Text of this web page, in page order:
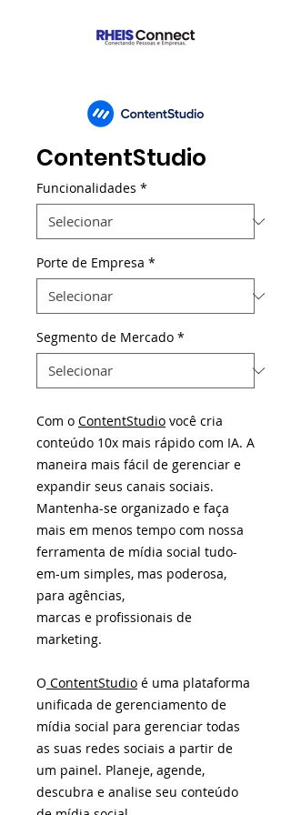
ContentStudio
Funcionalidades *
Porte de Empresa *
Segmento de Mercado *
Com o ContentStudio você cria
conteúdo 10x mais rápido com IA. A
maneira mais fácil de gerenciar e
expandir seus canais sociais.
Mantenha-se organizado e faça
mais em menos tempo com nossa
ferramenta de mídia social tudo-
em-um simples, mas poderosa,
para agências,
marcas e profissionais de
marketing.
O ContentStudio é uma plataforma
unificada de gerenciamento de
mídia social para gerenciar todas
as suas redes sociais a partir de
um painel. Planeje, agende,
descubra e analise seu conteúdo